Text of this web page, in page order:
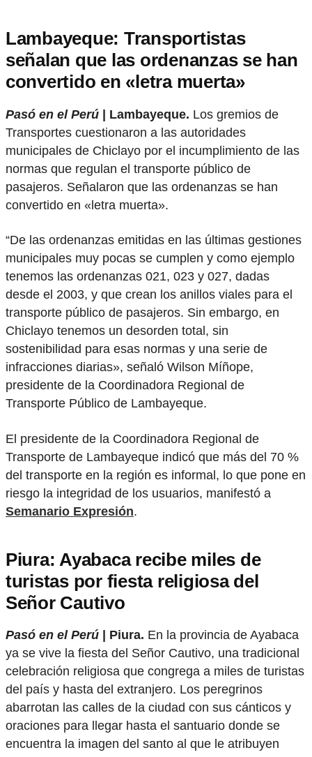
Lambayeque: Transportistas
señalan que las ordenanzas se han
convertido en «letra muerta»
Pasó en el Perú | Lambayeque. Los gremios de
Transportes cuestionaron a las autoridades
municipales de Chiclayo por el incumplimiento de las
normas que regulan el transporte público de
pasajeros. Señalaron que las ordenanzas se han
convertido en «letra muerta».
“De las ordenanzas emitidas en las últimas gestiones
municipales muy pocas se cumplen y como ejemplo
tenemos las ordenanzas 021, 023 y 027, dadas
desde el 2003, y que crean los anillos viales para el
transporte público de pasajeros. Sin embargo, en
Chiclayo tenemos un desorden total, sin
sostenibilidad para esas normas y una serie de
infracciones diarias», señaló Wilson Míñope,
presidente de la Coordinadora Regional de
Transporte Público de Lambayeque.
El presidente de la Coordinadora Regional de
Transporte de Lambayeque indicó que más del 70 %
del transporte en la región es informal, lo que pone en
riesgo la integridad de los usuarios, manifestó a
Semanario Expresión.
Piura: Ayabaca recibe miles de
turistas por fiesta religiosa del
Señor Cautivo
Pasó en el Perú | Piura. En la provincia de Ayabaca
ya se vive la fiesta del Señor Cautivo, una tradicional
celebración religiosa que congrega a miles de turistas
del país y hasta del extranjero. Los peregrinos
abarrotan las calles de la ciudad con sus cánticos y
oraciones para llegar hasta el santuario donde se
encuentra la imagen del santo al que le atribuyen